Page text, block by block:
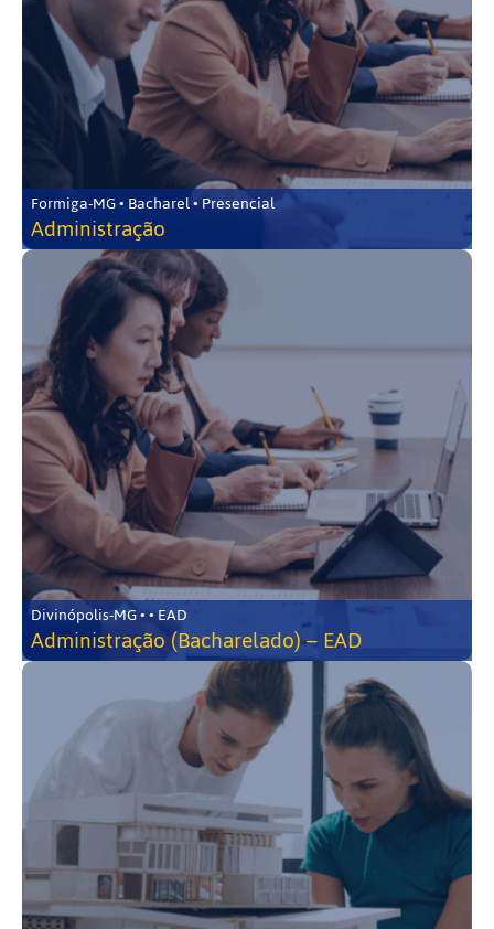
Formiga-MG • Bacharel • Presencial
Administração
Divinópolis-MG • • EAD
Administração (Bacharelado) – EAD